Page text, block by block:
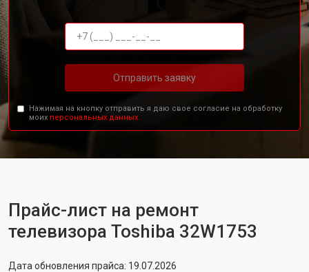
Отправить заявку
Нажимая на кнопку отправить я даю свое согласие на обработку
моих персональных данных.
Прайс-лист на ремонт
телевизора Toshiba 32W1753
Дата обновления прайса: 19.07.2026